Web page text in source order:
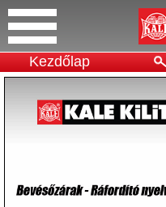
Kezdőlap